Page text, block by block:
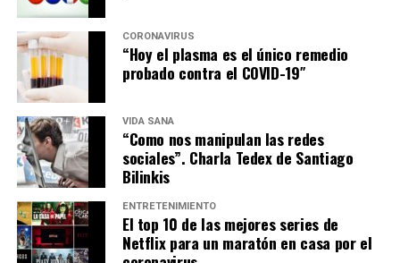
CORONAVIRUS
“Hoy el plasma es el único remedio
probado contra el COVID-19″
VIDA SANA
“Como nos manipulan las redes
sociales”. Charla Tedex de Santiago
Bilinkis
ENTRETENIMIENTO
El top 10 de las mejores series de
Netflix para un maratón en casa por el